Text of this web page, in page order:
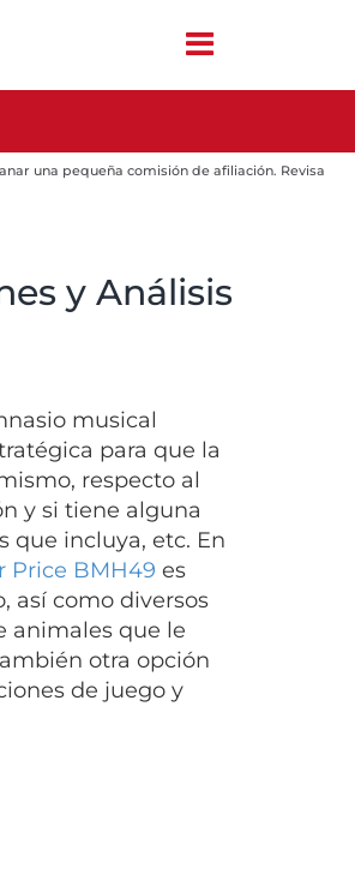
una pequeña comisión de afiliación. Revisa
y Análisis
musical
para que la
respecto al
y si tiene alguna
que incluya, etc. En
Price BMH49 es
así como diversos
animales que le
otra opción
de juego y